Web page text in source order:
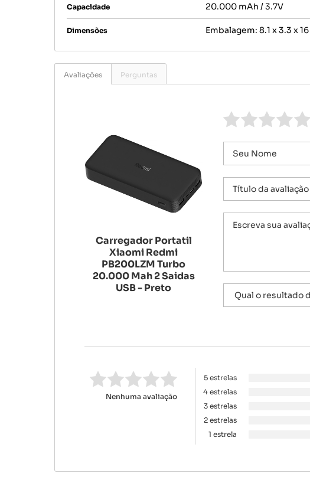
Capacidade 20.000 mAh / 3.7V
Dimensões Embalagem: 8.1 x 3.3 x
Avaliações Perguntas
Carregador Portatil
Xiaomi Redmi
PB200LZM Turbo
20.000 Mah 2 Saidas
USB - Preto
Nenhuma avaliação
5 estrelas
4 estrelas
3 estrelas
2 estrelas
1 estrela